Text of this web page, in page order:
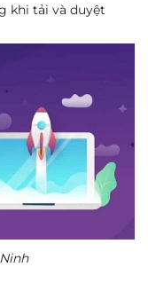
khi tải và duyệt